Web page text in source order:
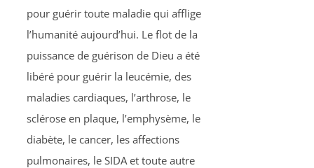
pour guérir toute maladie qui afflige
l’humanité aujourd’hui. Le flot de la
puissance de guérison de Dieu a été
libéré pour guérir la leucémie, des
maladies cardiaques, l’arthrose, le
sclérose en plaque, l’emphysème, le
diabète, le cancer, les affections
pulmonaires, le SIDA et toute autre